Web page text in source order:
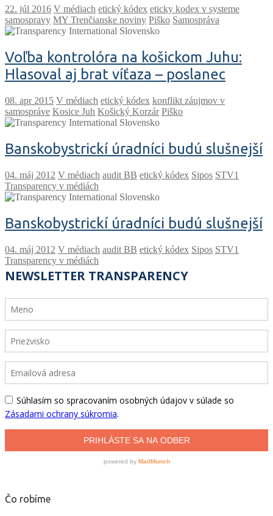
V médiach etický kódex eticky kodex v systeme
samospravy MY Trenčianske noviny Piško Samospráva
Voľba kontrolóra na košickom Juhu:
Hlasoval aj brat víťaza – poslanec
V médiach etický kódex konflikt záujmov v
samospráve Kosice Juh Košický Korzár Piško
Banskobystrickí úradníci budú slušnejší
V médiach audit BB etický kódex Sipos STV1
Transparency v médiách
Banskobystrickí úradníci budú slušnejší
V médiach audit BB etický kódex Sipos STV1
Transparency v médiách
Čo robíme